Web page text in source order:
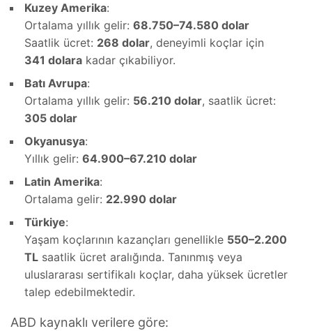
Kuzey Amerika:
Ortalama yıllık gelir: 68.750–74.580 dolar
Saatlik ücret: 268 dolar, deneyimli koçlar için
341 dolara kadar çıkabiliyor.
Batı Avrupa:
Ortalama yıllık gelir: 56.210 dolar, saatlik ücret:
305 dolar
Okyanusya:
Yıllık gelir: 64.900–67.210 dolar
Latin Amerika:
Ortalama gelir: 22.990 dolar
Türkiye:
Yaşam koçlarının kazançları genellikle 550–2.200
TL saatlik ücret aralığında. Tanınmış veya
uluslararası sertifikalı koçlar, daha yüksek ücretler
talep edebilmektedir.
ABD kaynaklı verilere göre: